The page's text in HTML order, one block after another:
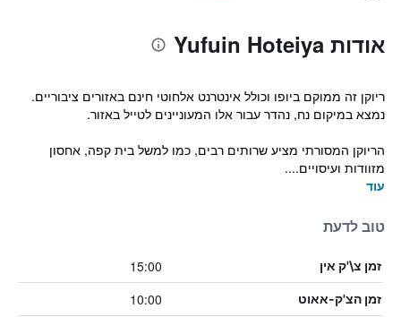
אודות Yufuin Hoteiya
ריוקן זה ממוקם ביופו וכולל אינטרנט אלחוטי חינם באזורים ציבוריים.
נמצא במיקום נח, נהדר עבור אלו המעוניינים לטייל באזור.
הריוקן המסורתי מציע שרותים רבים, כמו למשל בית קפה, אחסון
מזוודות ועיסויים....
עוד
טוב לדעת
זמן צ\'ק אין 15:00
זמן הצ'ק-אאוט 10:00